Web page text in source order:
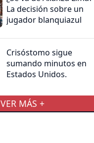
La decisión sobre un
jugador blanquiazul
Crisóstomo sigue
sumando minutos en
Estados Unidos.
VER MÁS +